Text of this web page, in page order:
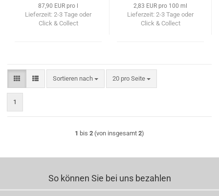
87,90 EUR pro l
Lieferzeit: 2-3 Tage oder
Click & Collect
2,83 EUR pro 100 ml
Lieferzeit: 2-3 Tage oder
Click & Collect
Sortieren nach
Sortieren nach 20 pro Seite
pro Seite
1
1 bis 2 (von insgesamt 2)
So können Sie bei uns bezahlen